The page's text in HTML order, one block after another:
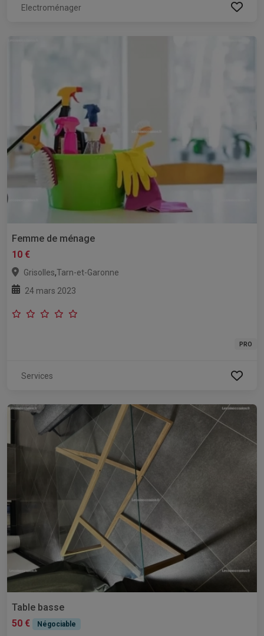
Electroménager
Femme de ménage
10 €
Grisolles,Tarn-et-Garonne
24 mars 2023
PRO
Services
Table basse
50 €
Négociable